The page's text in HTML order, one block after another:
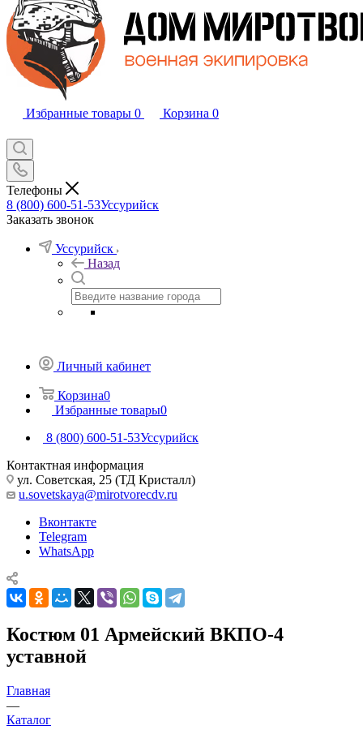
Избранные товары 0 Корзина 0
Телефоны
8 (800) 600-51-53Уссурийск
Заказать звонок
Уссурийск
Назад
Личный кабинет
Корзина0
Избранные товары0
8 (800) 600-51-53Уссурийск
Контактная информация
ул. Советская, 25 (ТД Кристалл)
u.sovetskaya@mirotvorecdv.ru
Вконтакте
Telegram
WhatsApp
Костюм 01 Армейский ВКПО-4
уставной
Главная
—
Каталог